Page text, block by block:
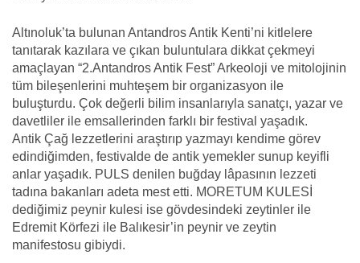
Altınoluk’ta bulunan Antandros Antik Kenti’ni kitlelere
tanıtarak kazılara ve çıkan buluntulara dikkat çekmeyi
amaçlayan “2.Antandros Antik Fest” Arkeoloji ve mitolojinin
tüm bileşenlerini muhteşem bir organizasyon ile
buluşturdu. Çok değerli bilim insanlarıyla sanatçı, yazar ve
davetliler ile emsallerinden farklı bir festival yaşadık.
Antik Çağ lezzetlerini araştırıp yazmayı kendime görev
edindiğimden, festivalde de antik yemekler sunup keyifli
anlar yaşadık. PULS denilen buğday lâpasının lezzeti
tadına bakanları adeta mest etti. MORETUM KULESİ
dediğimiz peynir kulesi ise gövdesindeki zeytinler ile
Edremit Körfezi ile Balıkesir’in peynir ve zeytin
manifestosu gibiydi.